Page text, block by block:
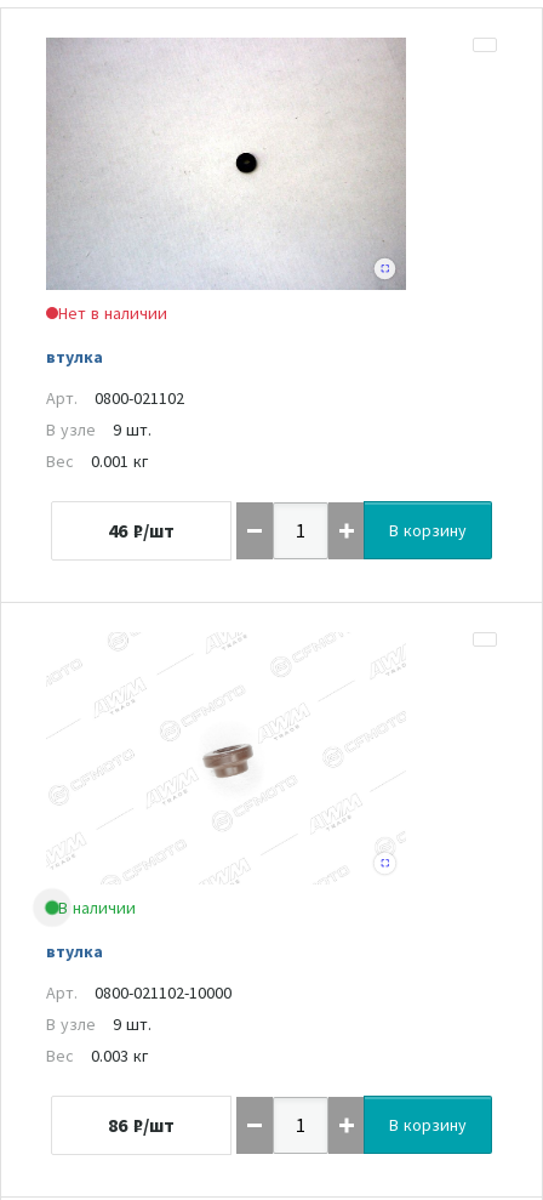
Нет в наличии
втулка
Арт.
0800-021102
В узле
9 шт.
Вес
0.001 кг
46 ₽/шт В корзину
В наличии
втулка
Арт.
0800-021102-10000
В узле
9 шт.
Вес
0.003 кг
86 ₽/шт В корзину